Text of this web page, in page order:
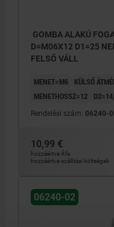
GOMBA ALAKÚ
D=M06X12 D1=25
FELSŐ VÁLL
MENET=M6 KÜLSŐ
MENETHOSSZ=12
Rendelési szám: 06240-
10,99 €
hozzáértve Áfa
hozzáértve szállítási költségek
06240-02